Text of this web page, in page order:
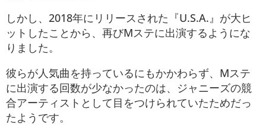
しかし、2018年にリリースされた『U.S.A.』が大ヒ
ットしたことから、再びMステに出演するようにな
りました。
彼らが人気曲を持っているにもかかわらず、Mステ
に出演する回数が少なかったのは、ジャニーズの競
合アーティストとして目をつけられていたためだっ
たようです。